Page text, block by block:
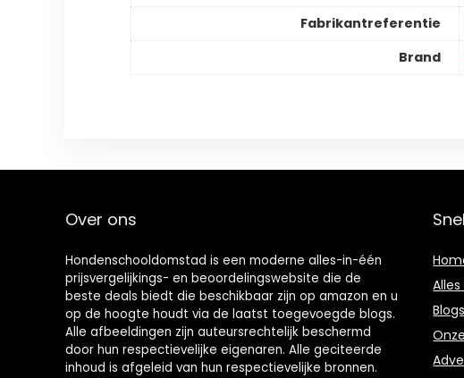
Fabrikantreferentie
Brand
Over ons
Hondenschooldomstad is een moderne alles-in-één
prijsvergelijkings- en beoordelingswebsite die de
beste deals biedt die beschikbaar zijn op amazon en u
op de hoogte houdt via de laatst toegevoegde blogs.
Alle afbeeldingen zijn auteursrechtelijk beschermd
door hun respectievelijke eigenaren. Alle geciteerde
inhoud is afgeleid van hun respectievelijke bronnen.
Blogs